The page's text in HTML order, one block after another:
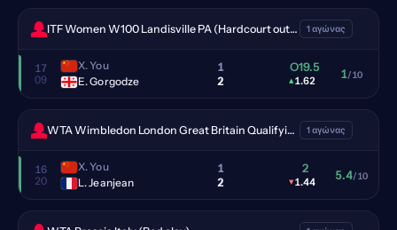
ITF Women W100 Landisville PA (Hardcourt outdoor) 1 αγώνας
17
09
X. You
E. Gorgodze
1
2
O19.5
▴1.62 1/10
WTA Wimbledon London Great Britain Qualifying (Grass) 1 αγώνας
16
20
X. You
L. Jeanjean
1
2
2
▾1.44 5.4/10